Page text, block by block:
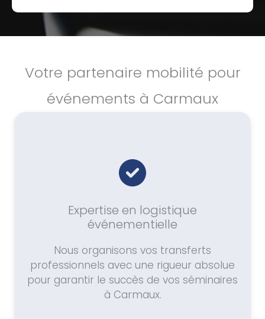
Votre partenaire mobilité pour
événements à Carmaux
Expertise en logistique
événementielle
Nous organisons vos transferts
professionnels avec une rigueur absolue
pour garantir le succès de vos séminaires
à Carmaux.